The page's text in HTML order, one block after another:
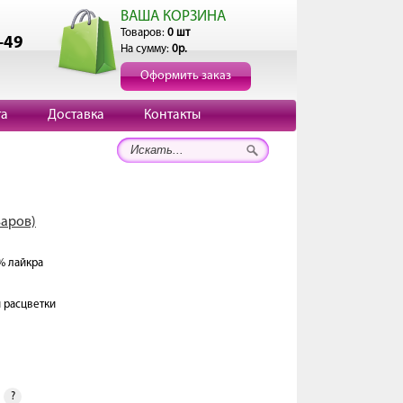
49
ВАША КОРЗИНА
Товаров: 0 шт
На сумму: 0р.
Оформить заказ
Доставка Контакты
лайкра
?